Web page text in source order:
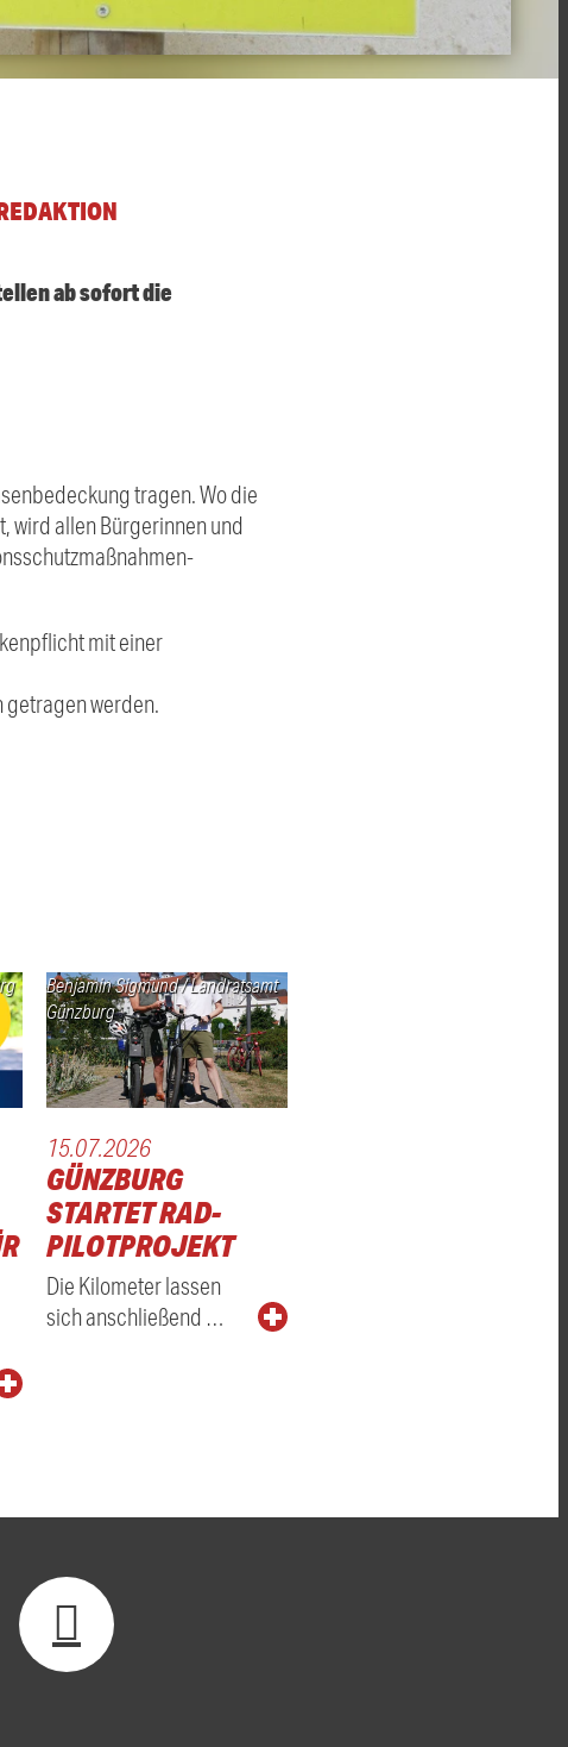
ab sofort die
tragen. Wo die
wird allen Bürgerinnen und
mit einer
getragen werden.
Benjamin Sigmund / Landratsamt
Günzburg
15.07.2026
GÜNZBURG
STARTET RAD-
PILOTPROJEKT
Die Kilometer lassen
sich anschließend …